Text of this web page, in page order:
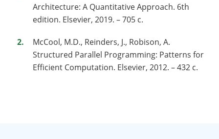
Architecture: A Quantitative Approach. 6th
edition. Elsevier, 2019. – 705 с.
McCool, M.D., Reinders, J., Robison, A.
Structured Parallel Programming: Patterns for
Efficient Computation. Elsevier, 2012. – 432 c.